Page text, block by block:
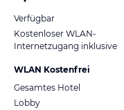
Verfügbar
Kostenloser WLAN-
Internetzugang inklusive
WLAN Kostenfrei
Gesamtes Hotel
Lobby